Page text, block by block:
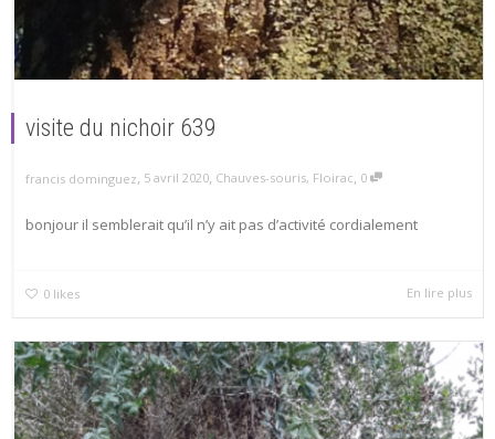
visite du nichoir 639
francis dominguez, 5 avril 2020, Chauves-souris, Floirac, 0
bonjour il semblerait qu’il n’y ait pas d’activité cordialement
0 likes En lire plus